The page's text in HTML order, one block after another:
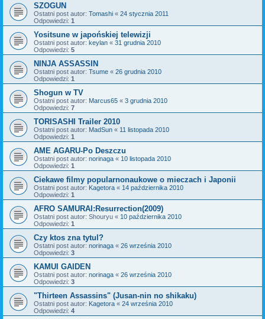
SZOGUN
Ostatni post autor: Tomashi « 24 stycznia 2011
Odpowiedzi: 1
Yositsune w japońskiej telewizji
Ostatni post autor: keylan « 31 grudnia 2010
Odpowiedzi: 5
NINJA ASSASSIN
Ostatni post autor: Tsume « 26 grudnia 2010
Odpowiedzi: 1
Shogun w TV
Ostatni post autor: Marcus65 « 3 grudnia 2010
Odpowiedzi: 7
TORISASHI Trailer 2010
Ostatni post autor: MadSun « 11 listopada 2010
Odpowiedzi: 1
AME AGARU-Po Deszczu
Ostatni post autor: norinaga « 10 listopada 2010
Odpowiedzi: 1
Ciekawe filmy popularnonaukowe o mieczach i Japonii
Ostatni post autor: Kagetora « 14 października 2010
Odpowiedzi: 1
AFRO SAMURAI:Resurrection(2009)
Ostatni post autor: Shouryu « 10 października 2010
Odpowiedzi: 1
Czy ktos zna tytul?
Ostatni post autor: norinaga « 26 września 2010
Odpowiedzi: 3
KAMUI GAIDEN
Ostatni post autor: norinaga « 26 września 2010
Odpowiedzi: 3
"Thirteen Assassins" (Jusan-nin no shikaku)
Ostatni post autor: Kagetora « 24 września 2010
Odpowiedzi: 4